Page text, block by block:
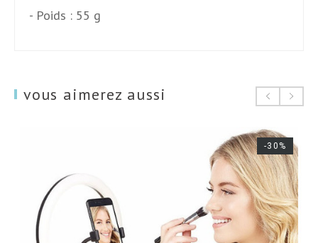
- Poids : 55 g
vous aimerez aussi
-30%